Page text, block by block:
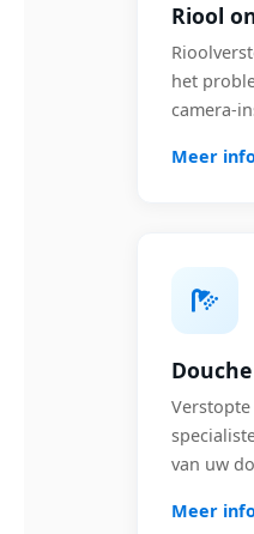
Riool
het
camera-
Meer
van uw
Meer